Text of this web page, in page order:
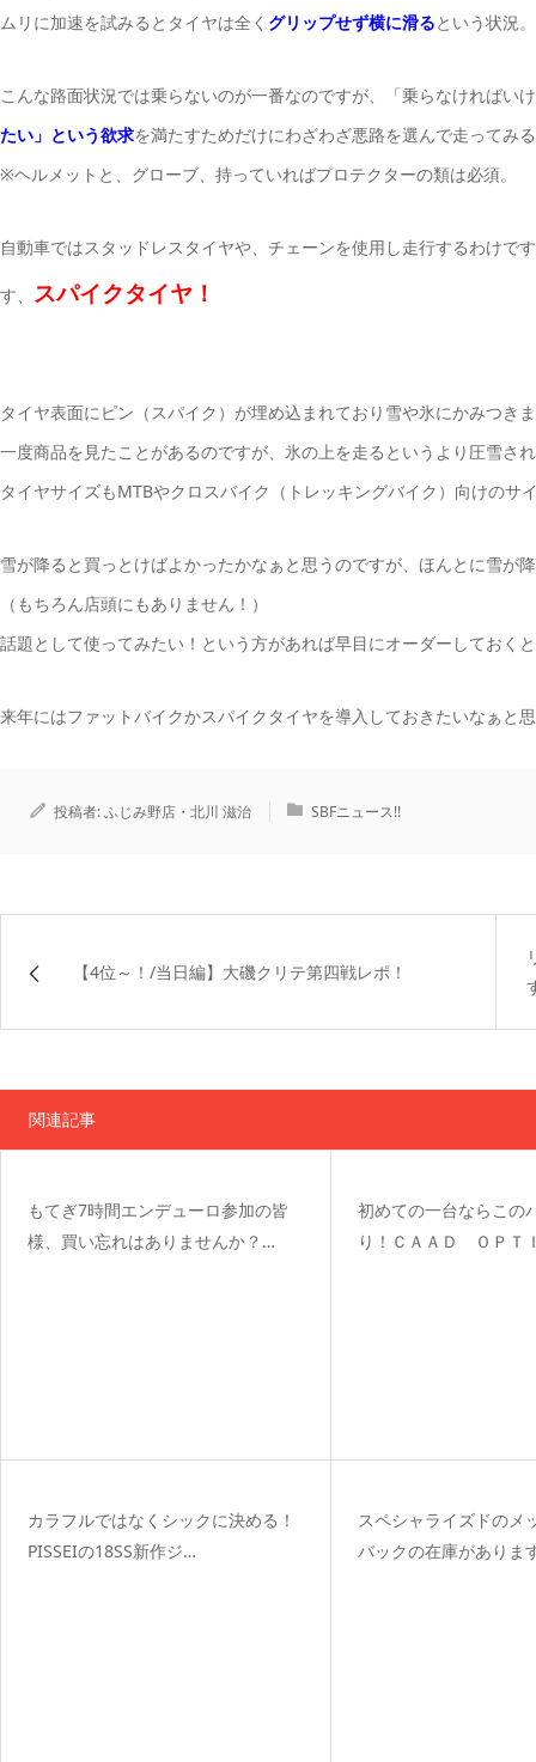
ムリに加速を試みるとタイヤは全く グリップせず横に滑るという状況。
こんな路面状況では乗らないのが一番なのですが、「乗らなければい
たい」という欲求を満たすためだけにわざわざ悪路を選んで走ってみ
※ヘルメットと、グローブ、持っていればプロテクターの類は必須。
自動車ではスタッドレスタイヤや、チェーンを使用し走行するわけで
す、 スパイクタイヤ！
タイヤ表面にピン（スパイク）が埋め込まれており雪や氷にかみつき
一度商品を見たことがあるのですが、氷の上を走るというより圧雪さ
タイヤサイズもMTBやクロスバイク（トレッキングバイク）向けの
雪が降ると買っとけばよかったかなぁと思うのですが、ほんとに雪が
（もちろん店頭にもありません！）
話題として使ってみたい！という方があれば早目にオーダーしておく
来年にはファットバイクかスパイクタイヤを導入しておきたいなぁと
投稿者:ふじみ野店・北川 滋治 SBFニュース!!
【4位～！/当日編】大磯クリテ第四戦レポ！
関連記事
もてぎ7時間エンデューロ参加の皆
様、買い忘れはありませんか？…
初めての一台ならこの
り！ＣＡＡＤ ＯＰＴ
カラフルではなくシックに決める！
PISSEIの18SS新作ジ…
スペシャライズドのメ
バックの在庫がありま